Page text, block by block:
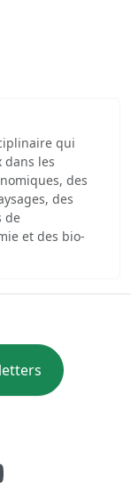
qui
les
des
des
de
et des bio-